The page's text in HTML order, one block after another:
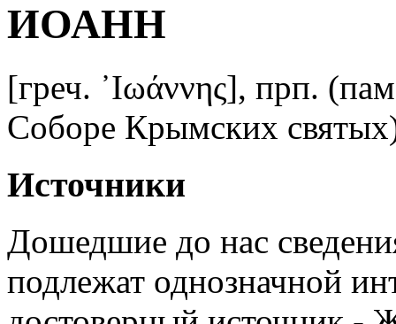
ИОАНН
[греч. ᾿Ιωάννης], прп.
Соборе Крымских
Источники
Дошедшие до нас
подлежат однозначной